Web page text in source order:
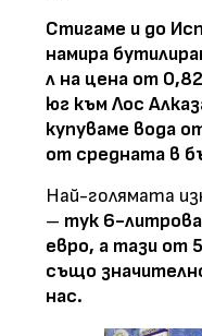
Стигаме и до
намира
л на цена от
юг към Лос
купуваме вода
от средната в
Най-голямата
– тук 6-
евро, а тази от
също
нас.